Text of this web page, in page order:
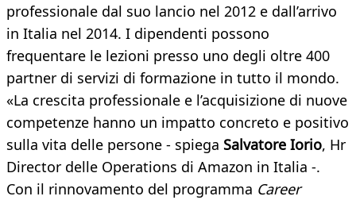
professionale dal suo lancio nel 2012 e dall’arrivo
in Italia nel 2014. I dipendenti possono
frequentare le lezioni presso uno degli oltre 400
partner di servizi di formazione in tutto il mondo.
«La crescita professionale e l’acquisizione di nuove
competenze hanno un impatto concreto e positivo
sulla vita delle persone - spiega Salvatore Iorio, Hr
Director delle Operations di Amazon in Italia -.
Con il rinnovamento del programma Career